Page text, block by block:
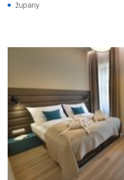
župany